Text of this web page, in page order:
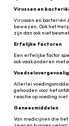
Virussen en
Virussen en bacteriën
bewezen. Ook het
zijn dan ook niet
Erfelijke factoren
Een erfelijke factor
ook vaak anderen met
Allerlei
gehouden voor het
reactie op voeding
Geneesmiddelen
Van medicijnen die